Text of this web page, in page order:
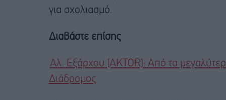
για σχολιασμό.
Διαβάστε επίσης
Αλ. Εξάρχου (AKTOR): Από τα
Διάδρομος